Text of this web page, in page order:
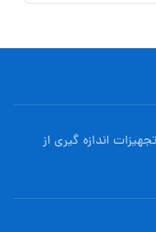
اندازه گیری از